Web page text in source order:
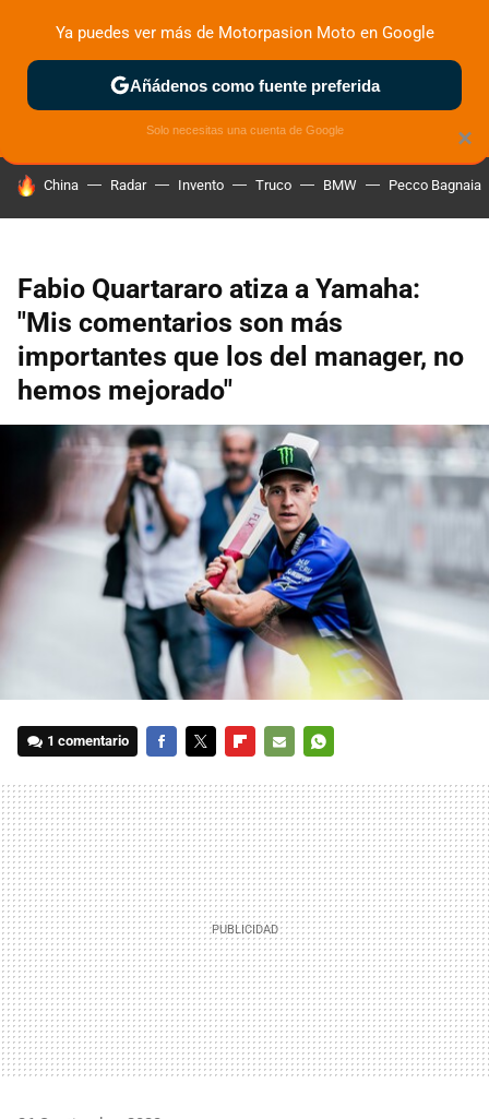
ZONA DE PRUEBAS DEPORTIVAS MOTOS ELÉCTRICAS
HOY SE HABLA DE
China Radar Invento Truco BMW Pecco Bagnaia
Fabio Quartararo atiza a Yamaha:
"Mis comentarios son más
importantes que los del manager, no
hemos mejorado"
1 comentario
MAIL
×
Ya puedes ver más de Motorpasion Moto en Google
Añádenos como fuente preferida
Solo necesitas una cuenta de Google